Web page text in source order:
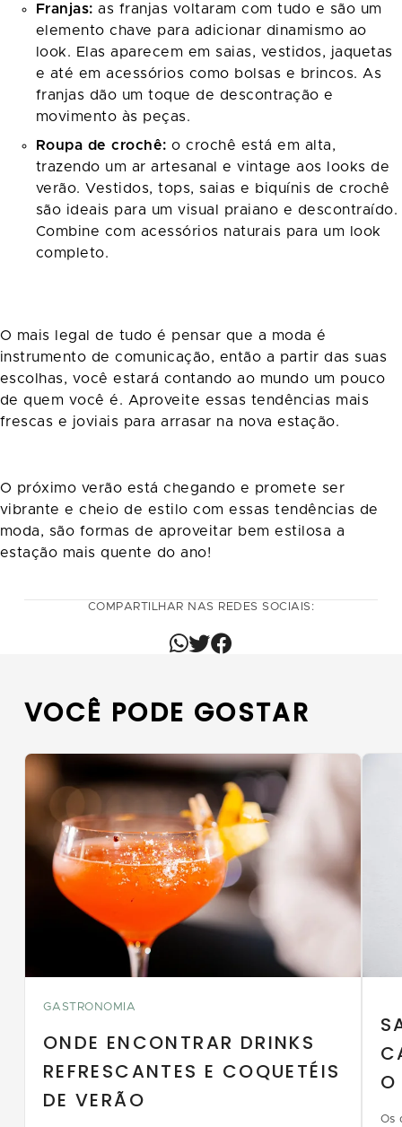
Franjas: as franjas voltaram com tudo e são um
elemento chave para adicionar dinamismo ao
look. Elas aparecem em saias, vestidos, jaquetas
e até em acessórios como bolsas e brincos. As
franjas dão um toque de descontração e
movimento às peças.
Roupa de crochê:o crochê está em alta,
trazendo um ar artesanal e vintage aos looks de
verão. Vestidos, tops, saias e biquínis de crochê
são ideais para um visual praiano e descontraído.
Combine com acessórios naturais para um look
completo.
O mais legal de tudo é pensar que a moda é
instrumento de comunicação, então a partir das suas
escolhas, você estará contando ao mundo um pouco
de quem você é. Aproveite essas tendências mais
frescas e joviais para arrasar na nova estação.
O próximo verão está chegando e promete ser
vibrante e cheio de estilo com essas tendências de
moda, são formas de aproveitar bem estilosa a
estação mais quente do ano!
COMPARTILHAR NAS REDES SOCIAIS:
VOCÊ PODE GOSTAR
GASTRONOMIA
ONDE ENCONTRAR DRINKS
REFRESCANTES E COQUETÉIS
DE VERÃO
O
Os